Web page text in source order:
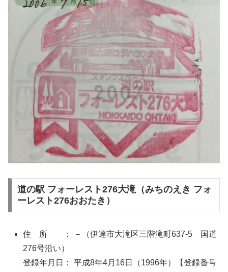
道の駅 フォーレスト276大滝（みちのえき フォ
ーレスト276おおたき）
住 所 ： －（伊達市大滝区三階滝町637-5 国道
276号沿い）
登録年月日： 平成8年4月16日（1996年）【登録番号